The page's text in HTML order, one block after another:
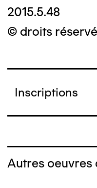
2015.5.48
© droits
Inscriptions
Autres oeuvres